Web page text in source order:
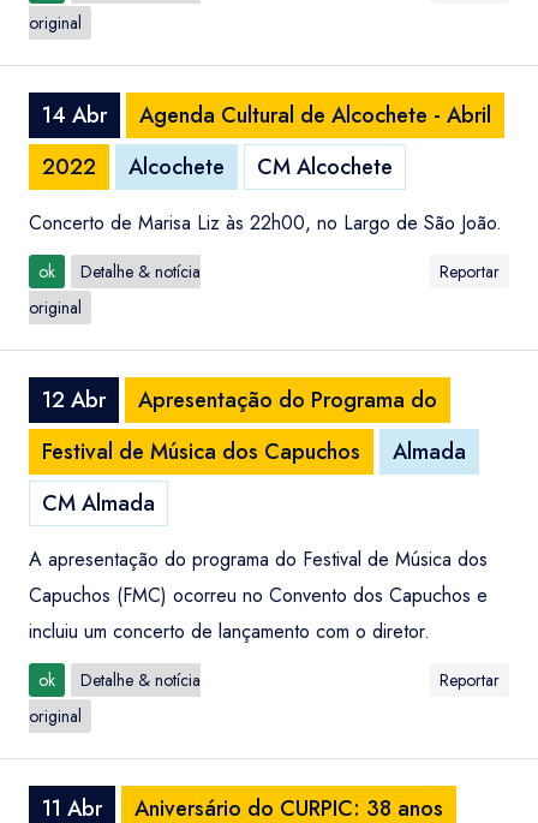
original
14 Abr
Agenda Cultural de Alcochete - Abril
2022
Alcochete CM Alcochete
Concerto de Marisa Liz às 22h00, no Largo de São João.
ok
Detalhe & notícia
original
Reportar
12 Abr
Apresentação do Programa do
Festival de Música dos Capuchos
Almada
CM Almada
A apresentação do programa do Festival de Música dos
Capuchos (FMC) ocorreu no Convento dos Capuchos e
incluiu um concerto de lançamento com o diretor.
ok
Detalhe & notícia
original
Reportar
11 Abr Aniversário do CURPIC: 38 anos